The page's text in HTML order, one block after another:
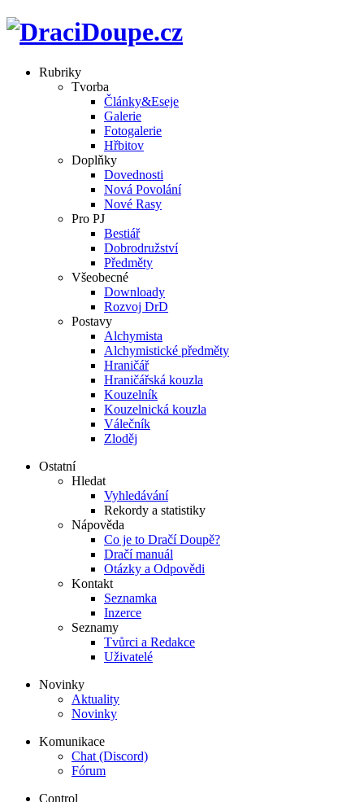
Rubriky
Tvorba
Články&Eseje
Galerie
Fotogalerie
Hřbitov
Doplňky
Dovednosti
Nová Povolání
Nové Rasy
Pro PJ
Bestiář
Dobrodružství
Předměty
Všeobecné
Downloady
Rozvoj DrD
Postavy
Alchymista
Alchymistické předměty
Hraničář
Hraničářská kouzla
Kouzelník
Kouzelnická kouzla
Válečník
Zloděj
Ostatní
Hledat
Vyhledávání
Rekordy a statistiky
Nápověda
Co je to Dračí Doupě?
Dračí manuál
Otázky a Odpovědi
Kontakt
Seznamka
Inzerce
Seznamy
Tvůrci a Redakce
Uživatelé
Novinky
Aktuality
Novinky
Komunikace
Chat (Discord)
Fórum
Control